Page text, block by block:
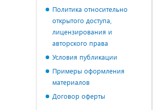
Политика относительно
открытого доступа,
лицензирования и
авторского права
Условия публикации
Примеры оформления
материалов
Договор оферты